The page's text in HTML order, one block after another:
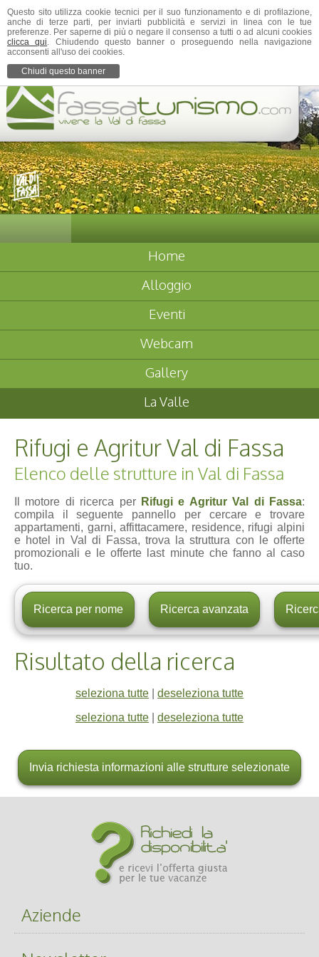
Home
Alloggio
Eventi
Webcam
Gallery
La Valle
Rifugi e Agritur Val di Fassa
Elenco delle strutture in Val di Fassa
Il motore di ricerca per Rifugi e Agritur Val di Fassa:
compila il seguente pannello per cercare e trovare
appartamenti, garni, affittacamere, residence, rifugi alpini
e hotel in Val di Fassa, trova la struttura con le offerte
promozionali e le offerte last minute che fanno al caso
tuo.
Risultato della ricerca
seleziona tutte
deseleziona tutte
seleziona tutte
deseleziona tutte
Aziende
Questo sito utilizza cookie tecnici per il suo funzionamento e di profilazione,
anche di terze parti, per inviarti pubblicità e servizi in linea con le tue
preferenze. Per saperne di più o negare il consenso a tutti o ad alcuni cookies
clicca qui. Chiudendo questo banner o proseguendo nella navigazione
acconsenti all'uso dei cookies.
Chiudi questo banner